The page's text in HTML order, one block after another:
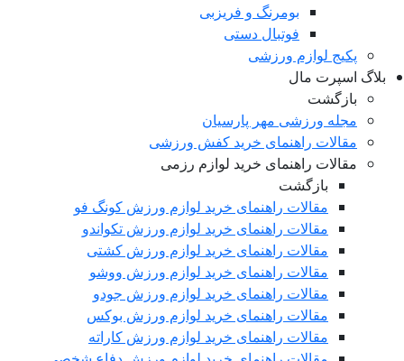
بومرنگ و فریزبی
فوتبال دستی
پکیج لوازم ورزشی
اسپرت مال
بازگشت
مجله ورزشی مهر پارسیان
مقالات راهنمای خرید کفش ورزشی
مقالات راهنمای خرید لوازم رزمی
بازگشت
مقالات راهنمای خرید لوازم ورزش کونگ فو
مقالات راهنمای خرید لوازم ورزش تکواندو
مقالات راهنمای خرید لوازم ورزش کشتی
مقالات راهنمای خرید لوازم ورزش ووشو
مقالات راهنمای خرید لوازم ورزش جودو
مقالات راهنمای خرید لوازم ورزش بوکس
مقالات راهنمای خرید لوازم ورزش کاراته